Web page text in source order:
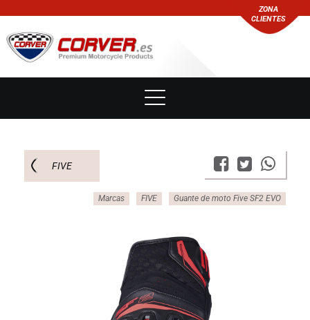
ZONA
CLIENTES
FIVE
Marcas FIVE Guante de moto Five SF2 EVO